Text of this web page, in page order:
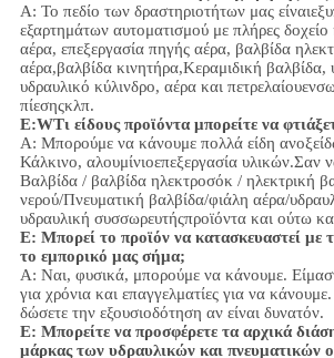
Α: Το πεδίο των δραστηριοτήτων μας είναι
εξαρτημάτων αυτοματισμού με πλήρες
αέρα, επεξεργασία πηγής αέρα, βαλβίδα
αέρα,βαλβίδα κινητήρα,Κεραμιδική βαλβίδα,
υδραυλικό κύλινδρο, αέρα και πετρελαίου
πίεσηςκλπ.
Ε:WΤι είδους προϊόντα μπορείτε να
Α: Μπορούμε να κάνουμε πολλά είδη
Κάλκινο, αλουμίνιοεπεξεργασία υλικών.Σαν
Βαλβίδα / βαλβίδα ηλεκτροσόκ / ηλεκτρική
νερού/Πνευματική βαλβίδα/φιάλη αέρα/
υδραυλική συσσωρευτήςπροϊόντα και ούτω
Ε: Μπορεί το προϊόν να κατασκευαστεί με
το εμπορικό μας σήμα;
Α: Ναι, φυσικά, μπορούμε να κάνουμε.
για χρόνια και επαγγελματίες για να
δώσετε την εξουσιοδότηση αν είναι δυνατόν.
Ε: Μπορείτε να προσφέρετε τα αρχικά
μάρκας των υδραυλικών και πνευματικών